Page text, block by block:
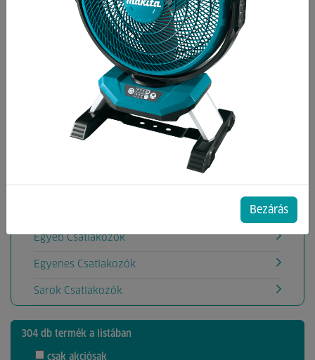
Kategóriák
Toldó Csatlakozó
Gyorscsatlakozók
Tömlőcsatlakozók
T Csatlakozók
Y Csatlakozók
Egyéb Csatlakozók
Egyenes Csatlakozók
Sarok Csatlakozók
304 db termék a listában
csak akciósak
Bezárás